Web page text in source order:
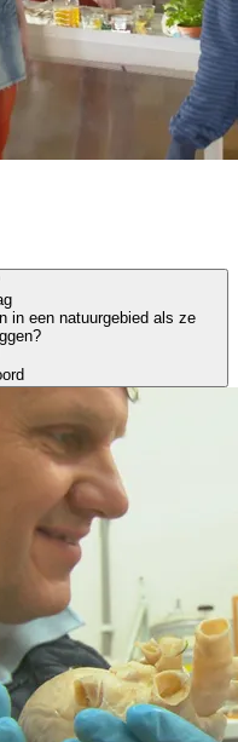
in een natuurgebied als ze